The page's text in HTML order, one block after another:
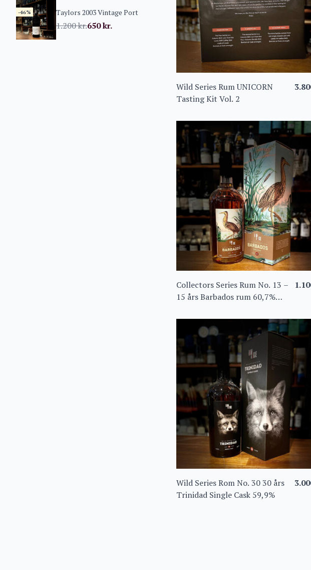
-46% Taylors 2003 Vintage Port
1.200kr.650kr.
Wild Series Rum UNICORN
Tasting Kit Vol. 2
Collectors Series Rum No. 13 –
15 års Barbados rum 60,7%
Wild Series Rom No. 30 30 års
Trinidad Single Cask 59,9%